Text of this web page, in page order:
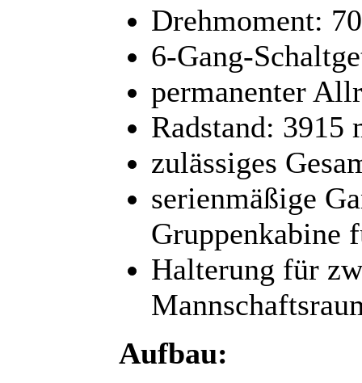
Drehmoment:
6-Gang-
permanenter
Radstand: 3915
zulässiges
serienmäßige
Gruppenkabine
Halterung für
Aufbau: